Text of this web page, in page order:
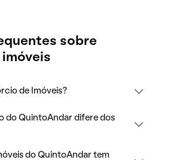
sobre
de Imóveis?
do QuintoAndar difere dos
do QuintoAndar tem